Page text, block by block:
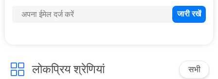
लोकप्रिय श्रेणियां सभी